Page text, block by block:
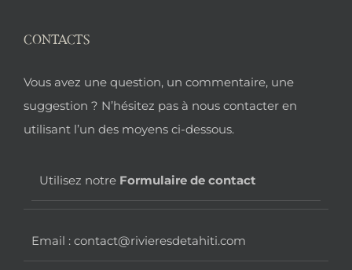
Pied
de
page
CONTACTS
Vous avez une question, un commentaire, une
suggestion ? N’hésitez pas à nous contacter en
utilisant l’un des moyens ci-dessous.
Utilisez notre Formulaire de contact
Email : contact@rivieresdetahiti.com